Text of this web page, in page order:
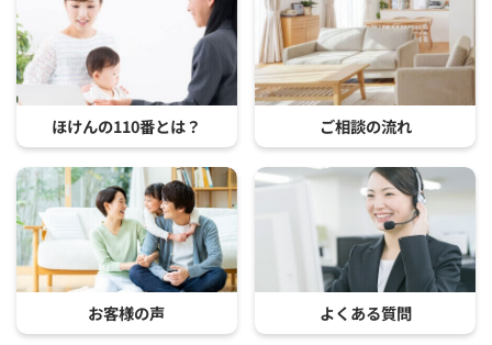
ほけんの110番とは？ ご相談の流れ
お客様の声 よくある質問